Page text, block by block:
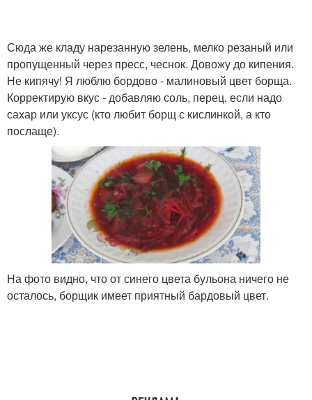
Сюда же кладу нарезанную зелень, мелко резаный или
пропущенный через пресс, чеснок. Довожу до кипения.
Не кипячу! Я люблю бордово - малиновый цвет борща.
Корректирую вкус - добавляю соль, перец, если надо
сахар или уксус (кто любит борщ с кислинкой, а кто
послаще).
На фото видно, что от синего цвета бульона ничего не
осталось, борщик имеет приятный бардовый цвет.